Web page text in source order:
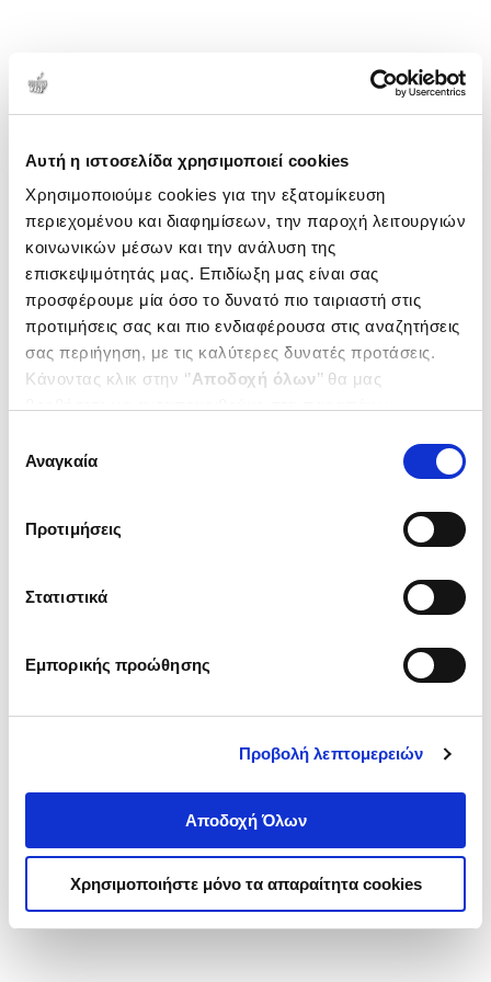
Αυτή η ιστοσελίδα χρησιμοποιεί cookies
Χρησιμοποιούμε cookies για την εξατομίκευση
περιεχομένου και διαφημίσεων, την παροχή λειτουργιών
κοινωνικών μέσων και την ανάλυση της
επισκεψιμότητάς μας. Επιδίωξη μας είναι σας
προσφέρουμε μία όσο το δυνατό πιο ταιριαστή στις
προτιμήσεις σας και πιο ενδιαφέρουσα στις αναζητήσεις
σας περιήγηση, με τις καλύτερες δυνατές προτάσεις.
Κάνοντας κλικ στην ‘’Αποδοχή όλων’’ θα μας
ενδιαφέρουν και να επιλέξετε από τα παρακάτω με την
΄΄και να ενημερωθείτε σχετικά με
συγκατάθεσης
Αναγκαία
Προτιμήσεις
Στατιστικά
Εμπορικής προώθησης
Προβολή λεπτομερειών
Αποδοχή Όλων
Χρησιμοποιήστε μόνο τα απαραίτητα cookies